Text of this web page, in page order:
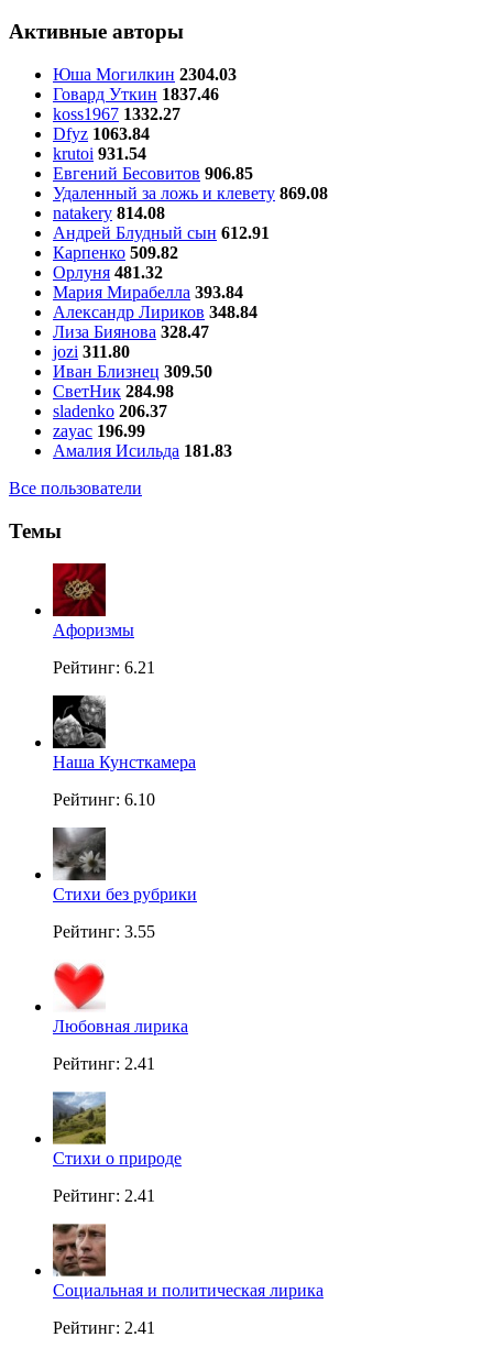
Активные авторы
Юша Могилкин 2304.03
Говард Уткин 1837.46
koss1967 1332.27
Dfyz 1063.84
krutoi 931.54
Евгений Бесовитов 906.85
Удаленный за ложь и клевету 869.08
natakery 814.08
Андрей Блудный сын 612.91
Карпенко 509.82
Орлуня 481.32
Мария Мирабелла 393.84
Александр Лириков 348.84
Лиза Биянова 328.47
jozi 311.80
Иван Близнец 309.50
СветНик 284.98
sladenko 206.37
zayac 196.99
Амалия Исильда 181.83
Все пользователи
Темы
Aфоризмы
Рейтинг: 6.21
Наша Кунсткамера
Рейтинг: 6.10
Стихи без рубрики
Рейтинг: 3.55
Любовная лирика
Рейтинг: 2.41
Стихи о природе
Рейтинг: 2.41
Социальная и политическая лирика
Рейтинг: 2.41